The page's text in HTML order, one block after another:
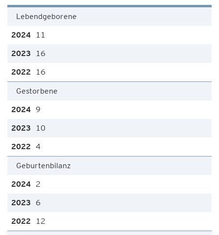
Lebendgeborene
11
16
16
Gestorbene
9
10
4
Geburtenbilanz
2
6
12